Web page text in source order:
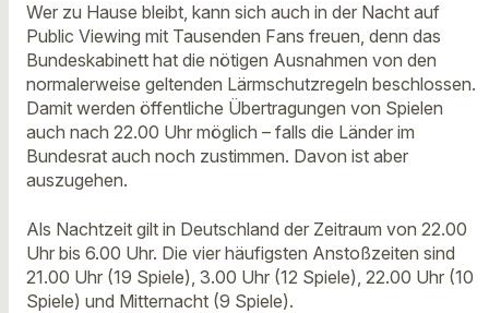
Wer zu Hause bleibt, kann sich auch in der Nacht auf
Public Viewing mit Tausenden Fans freuen, denn das
Bundeskabinett hat die nötigen Ausnahmen von den
normalerweise geltenden Lärmschutzregeln beschlossen.
Damit werden öffentliche Übertragungen von Spielen
auch nach 22.00 Uhr möglich – falls die Länder im
Bundesrat auch noch zustimmen. Davon ist aber
auszugehen.
Als Nachtzeit gilt in Deutschland der Zeitraum von 22.00
Uhr bis 6.00 Uhr. Die vier häufigsten Anstoßzeiten sind
21.00 Uhr (19 Spiele), 3.00 Uhr (12 Spiele), 22.00 Uhr (10
Spiele) und Mitternacht (9 Spiele).